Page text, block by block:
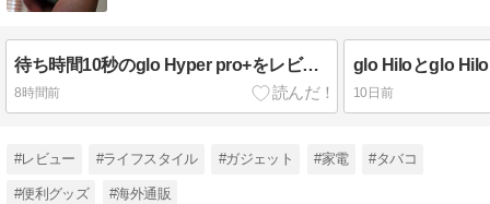
待ち時間10秒のglo Hyper pro+をレビューする｜glo Hyper proは大幅値下げ！
8時間前 10日前
#レビュー #ライフスタイル #ガジェット #家電 #タバコ
#便利グッズ #海外通販